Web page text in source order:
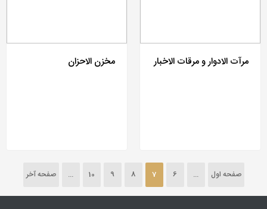
مرآت الادوار و مرقات الاخبار مخزن الاحزان
صفحه اول ...
6
7
8
9
10
... صفحه آخر